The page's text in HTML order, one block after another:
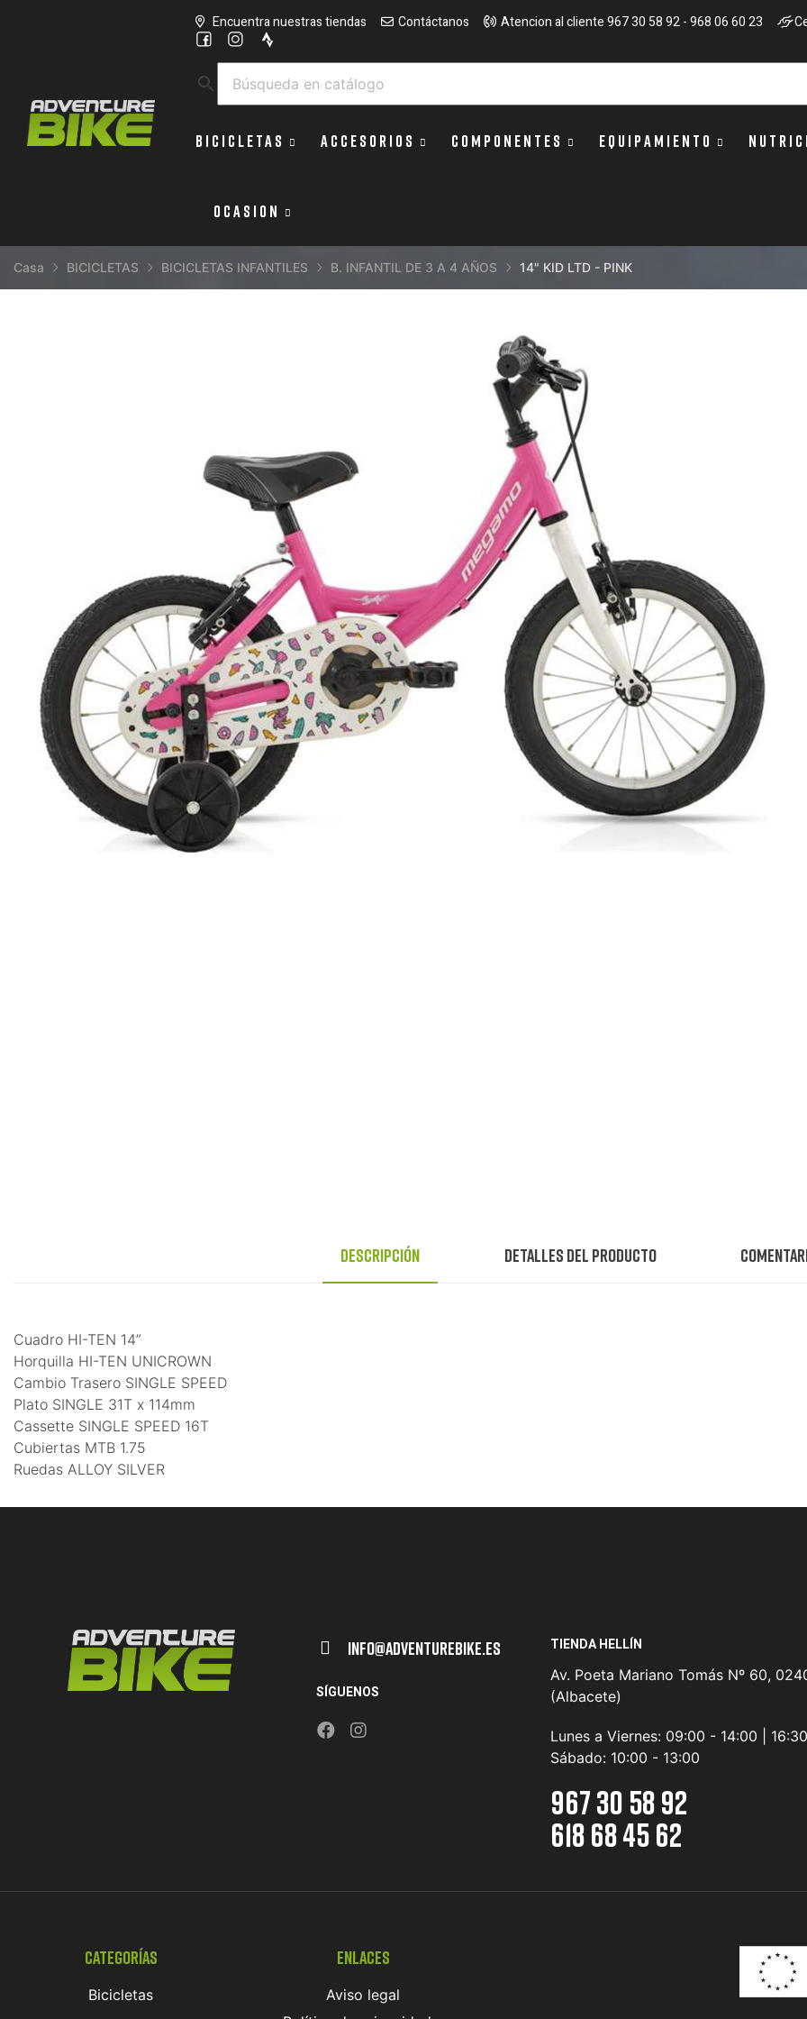
Encuentra nuestras tiendas Contáctanos Atencion al cliente 967 30 58 92 - 968 06 60 23
search
BICICLETAS ACCESORIOS COMPONENTES EQUIPAMIENTO
OCASION
Casa BICICLETAS BICICLETAS INFANTILES B. INFANTIL DE 3 A 4 AÑOS 14" KID LTD - PINK
Descripción Detalles del producto
Cuadro HI-TEN 14”
Horquilla HI-TEN UNICROWN
Cambio Trasero SINGLE SPEED
Plato SINGLE 31T x 114mm
Cassette SINGLE SPEED 16T
Cubiertas MTB 1.75
Ruedas ALLOY SILVER
Info@adventurebike.es
SÍGUENOS
TIENDA HELLÍN
Av. Poeta Mariano Tomás Nº 60,
(Albacete)
Lunes a Viernes: 09:00 - 14:00 |
Sábado: 10:00 - 13:00
967 30 58 92
618 68 45 62
Categorías
Bicicletas
Enlaces
Aviso legal